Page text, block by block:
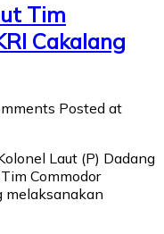
Tim
Cakalang
Posted at
Laut (P) Dadang
Commodor
melaksanakan